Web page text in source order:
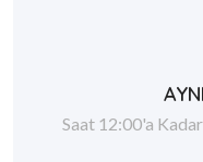
Saat 12:00'a